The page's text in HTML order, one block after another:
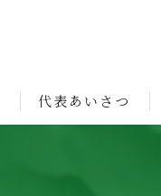
代表あいさつ